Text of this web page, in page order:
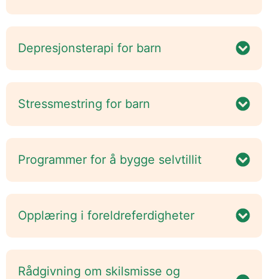
Depresjonsterapi for barn
Stressmestring for barn
Programmer for å bygge selvtillit
Opplæring i foreldreferdigheter
Rådgivning om skilsmisse og